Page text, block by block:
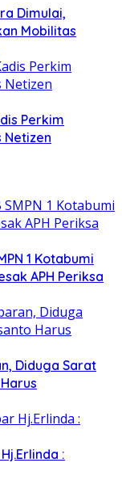
Dimulai,
Mobilitas
Perkim
Netizen
1 Kotabumi
APH Periksa
Diduga Sarat
: